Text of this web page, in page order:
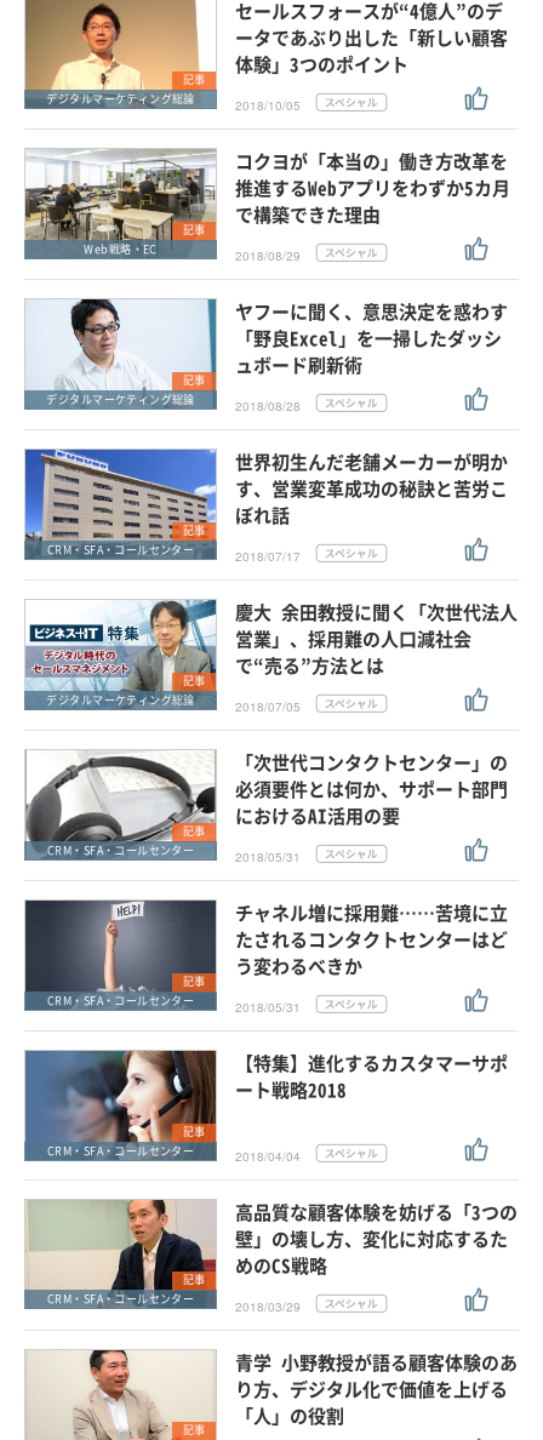
記事
デジタルマーケティング総論
セールスフォースが“4億人”のデ
ータであぶり出した「新しい顧客
体験」3つのポイント
2018/10/05
記事
Web戦略・EC
コクヨが「本当の」働き方改革を
推進するWebアプリをわずか5カ月
で構築できた理由
2018/08/29
記事
デジタルマーケティング総論
ヤフーに聞く、意思決定を惑わす
「野良Excel」を一掃したダッシ
ュボード刷新術
2018/08/28
記事
CRM・SFA・コールセンター
世界初生んだ老舗メーカーが明か
す、営業変革成功の秘訣と苦労こ
ぼれ話
2018/07/17
記事
デジタルマーケティング総論
慶大 余田教授に聞く「次世代法人
営業」、採用難の人口減社会
で“売る”方法とは
2018/07/05
記事
CRM・SFA・コールセンター
「次世代コンタクトセンター」の
必須要件とは何か、サポート部門
におけるAI活用の要
2018/05/31
記事
CRM・SFA・コールセンター
チャネル増に採用難……苦境に立
たされるコンタクトセンターはど
う変わるべきか
2018/05/31
記事
CRM・SFA・コールセンター
【特集】進化するカスタマーサポ
ート戦略2018
2018/04/04
記事
CRM・SFA・コールセンター
高品質な顧客体験を妨げる「3つの
壁」の壊し方、変化に対応するた
めのCS戦略
2018/03/29
記事
青学 小野教授が語る顧客体験のあ
り方、デジタル化で価値を上げる
「人」の役割